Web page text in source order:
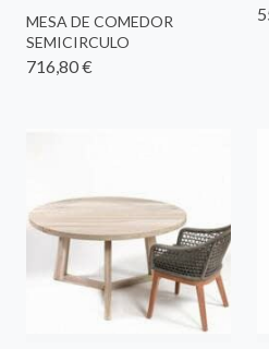
MESA DE COMEDOR
SEMICIRCULO
716,80 €